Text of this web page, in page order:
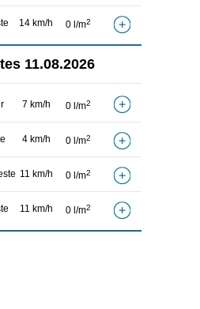
14 km/h 0 l/m2
11.08.2026
7 km/h 0 l/m2
4 km/h 0 l/m2
11 km/h 0 l/m2
11 km/h 0 l/m2